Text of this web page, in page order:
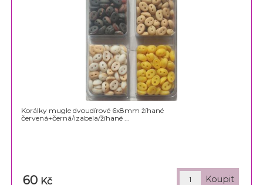
Korálky mugle dvoudírové 6x8mm žíhané
červená+černá/izabela/žíhané ...
60 Kč